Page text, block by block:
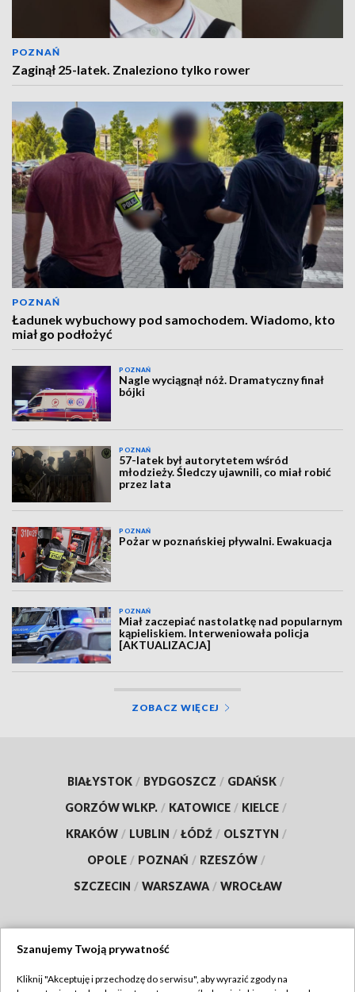
POZNAŃ
Zaginął 25-latek. Znaleziono tylko rower
POZNAŃ
Ładunek wybuchowy pod samochodem. Wiadomo, kto
miał go podłożyć
POZNAŃ
Nagle wyciągnął nóż. Dramatyczny finał
bójki
POZNAŃ
57-latek był autorytetem wśród
młodzieży. Śledczy ujawnili, co miał robić
przez lata
POZNAŃ
Pożar w poznańskiej pływalni. Ewakuacja
POZNAŃ
Miał zaczepiać nastolatkę nad popularnym
kąpieliskiem. Interweniowała policja
[AKTUALIZACJA]
ZOBACZ WIĘCEJ
BIAŁYSTOK / BYDGOSZCZ / GDAŃSK /
GORZÓW WLKP. / KATOWICE / KIELCE /
KRAKÓW / LUBLIN / ŁÓDŹ / OLSZTYN /
OPOLE / POZNAŃ / RZESZÓW /
SZCZECIN / WARSZAWA / WROCŁAW
Szanujemy Twoją prywatność
Kliknij "Akceptuję i przechodzę do serwisu", aby wyrazić zgody na